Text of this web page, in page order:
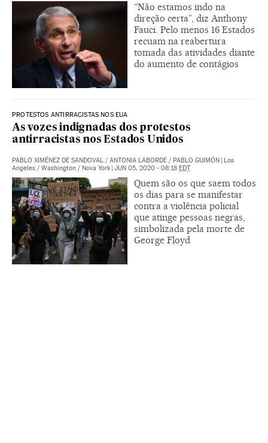
“Não estamos indo na
direção certa”, diz Anthony
Fauci. Pelo menos 16 Estados
recuam na reabertura
tomada das atividades diante
do aumento de contágios
PROTESTOS ANTIRRACISTAS NOS EUA
As vozes indignadas dos protestos
antirracistas nos Estados Unidos
PABLO XIMÉNEZ DE SANDOVAL / ANTONIA LABORDE / PABLO GUIMÓN | Los
Angeles / Washington / Nova York | JUN 05, 2020 - 08:18 EDT
Quem são os que saem todos
os dias para se manifestar
contra a violência policial
que atinge pessoas negras,
simbolizada pela morte de
George Floyd